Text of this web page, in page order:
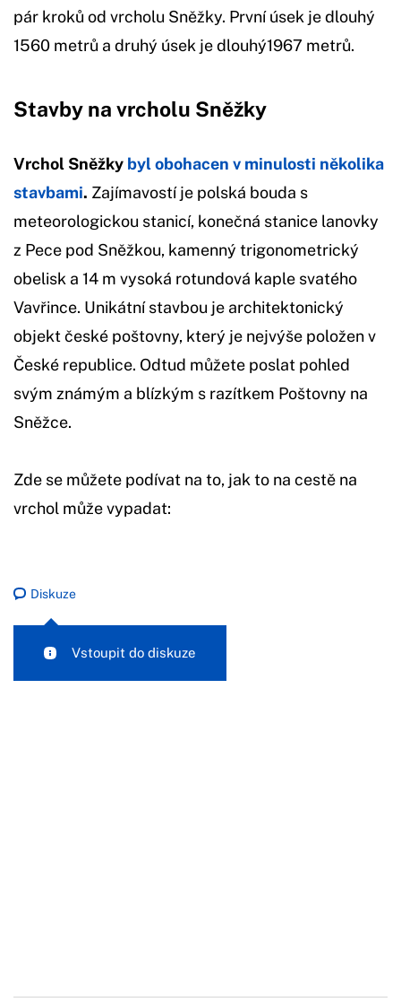
pár kroků od vrcholu Sněžky. První úsek je dlouhý
1560 metrů a druhý úsek je dlouhý1967 metrů.
Stavby na vrcholu Sněžky
Vrchol Sněžky byl obohacen v minulosti několika
stavbami. Zajímavostí je polská bouda s
meteorologickou stanicí, konečná stanice lanovky
z Pece pod Sněžkou, kamenný trigonometrický
obelisk a 14 m vysoká rotundová kaple svatého
Vavřince. Unikátní stavbou je architektonický
objekt české poštovny, který je nejvýše položen v
České republice. Odtud můžete poslat pohled
svým známým a blízkým s razítkem Poštovny na
Sněžce.
Zde se můžete podívat na to, jak to na cestě na
vrchol může vypadat:
Diskuze
Vstoupit do diskuze